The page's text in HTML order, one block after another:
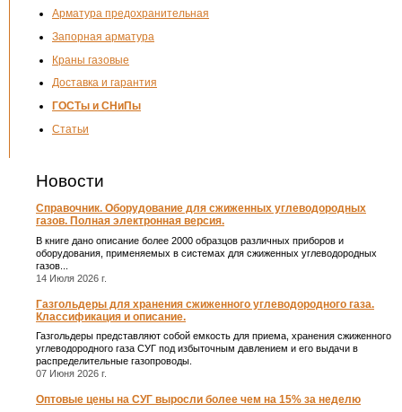
Арматура предохранительная
Запорная арматура
Краны газовые
Доставка и гарантия
ГОСТы и СНиПы
Статьи
Новости
Справочник. Оборудование для сжиженных углеводородных
газов. Полная электронная версия.
В книге дано описание более 2000 образцов различных приборов и
оборудования, применяемых в системах для сжиженных углеводородных
газов...
14 Июля 2026 г.
Газгольдеры для хранения сжиженного углеводородного газа.
Классификация и описание.
Газгольдеры представляют собой емкость для приема, хранения сжиженного
углеводородного газа СУГ под избыточным давлением и его выдачи в
распределительные газопроводы.
07 Июня 2026 г.
Оптовые цены на СУГ выросли более чем на 15% за неделю